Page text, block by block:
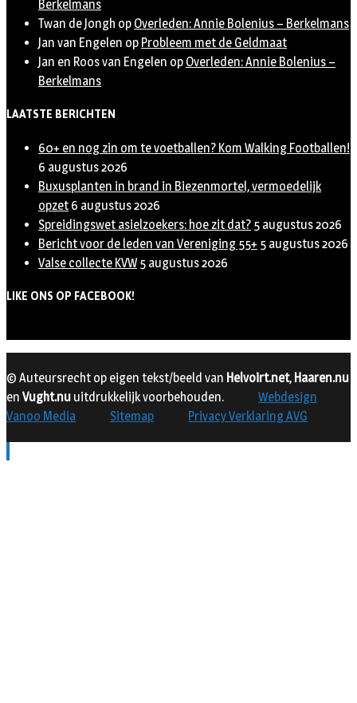
Berkelmans
Twan de Jongh op Overleden: Annie Bolenius – Berkelmans
Jan van Engelen op Probleem met de Geldmaat
Jan en Roos van Engelen op Overleden: Annie Bolenius –
Berkelmans
LAATSTE BERICHTEN
60+ en nog zin om te voetballen? Kom Walking Footballen!
6 augustus 2026
Buxusplanten in brand in Biezenmortel, vermoedelijk
opzet 6 augustus 2026
Spreidingswet asielzoekers: hoe zit dat? 5 augustus 2026
Bericht voor de leden van Vereniging 55+ 5 augustus 2026
Valse collecte KVW 5 augustus 2026
LIKE ONS OP FACEBOOK!
© Auteursrecht op eigen tekst/beeld van Helvoirt.net, Haaren.nu
en Vught.nu uitdrukkelijk voorbehouden.
Webdesign
Vanoo Media
Sitemap Privacy Verklaring AVG